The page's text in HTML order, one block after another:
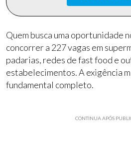
Quem busca uma oportunidade
concorrer a 227 vagas em
padarias, redes de fast food e
estabelecimentos. A exigência
fundamental completo.
CONTINUA APÓS